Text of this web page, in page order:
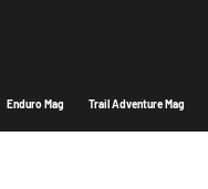
Enduro Mag Trail Adventure Mag